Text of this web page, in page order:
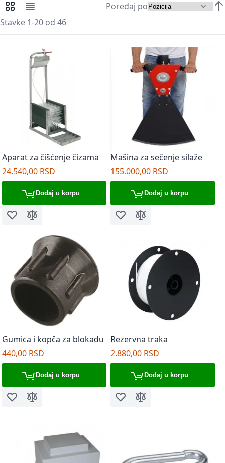
Pregledi kao
Mreža Lista
Stavke 1-20 od 46
Poređaj po
Aparat za čišćenje čizama
24.540,00 RSD
Dodaj u korpu
Dodaj u listu želja
Dodaj za poređenje
Mašina za sečenje silaže
155.000,00 RSD
Dodaj u korpu
Dodaj u listu želja
Dodaj za poređenje
Gumica i kopča za blokadu
440,00 RSD
Dodaj u korpu
Dodaj u listu želja
Dodaj za poređenje
Rezervna traka
2.880,00 RSD
Dodaj u korpu
Dodaj u listu želja
Dodaj za poređenje